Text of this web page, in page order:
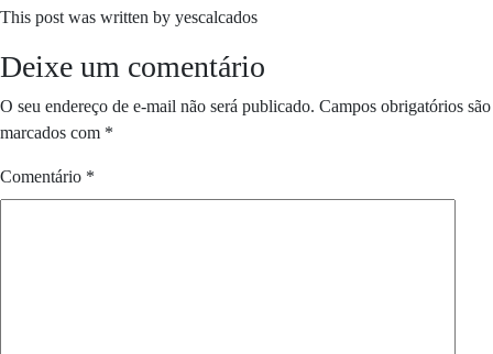
This post was written by yescalcados
Deixe um comentário
O seu endereço de e-mail não será publicado. Campos obrigatórios são
marcados com *
Comentário *